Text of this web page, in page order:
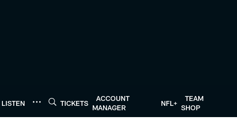
LISTEN TICKETS
ACCOUNT
MANAGER
NFL+
TEAM
SHOP